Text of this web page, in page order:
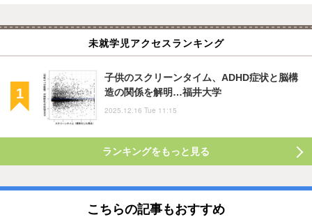
未就学児アクセスランキング
子供のスクリーンタイム、ADHD症状と脳構
造の関係を解明…福井大学
2025.12.16 Tue 11:15
ランキングをもっと見る
こちらの記事もおすすめ